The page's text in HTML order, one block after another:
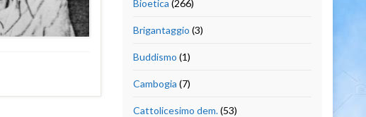
Bioetica (266)
Brigantaggio (3)
Buddismo (1)
Cambogia (7)
Cattolicesimo dem.(53)